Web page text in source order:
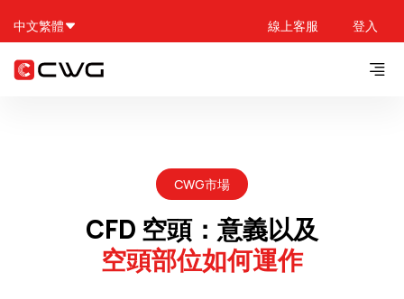
中文繁體 線上客服 登入
CWG市場
CFD 空頭：意義以及
空頭部位如何運作